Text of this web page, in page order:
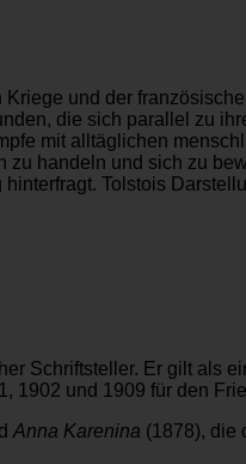
und der
die sich parallel zu
mit alltäglichen
handeln und sich zu
Tolstois
Schriftsteller. Er gilt als
1902 und 1909 für den
Anna Karenina (1878), die